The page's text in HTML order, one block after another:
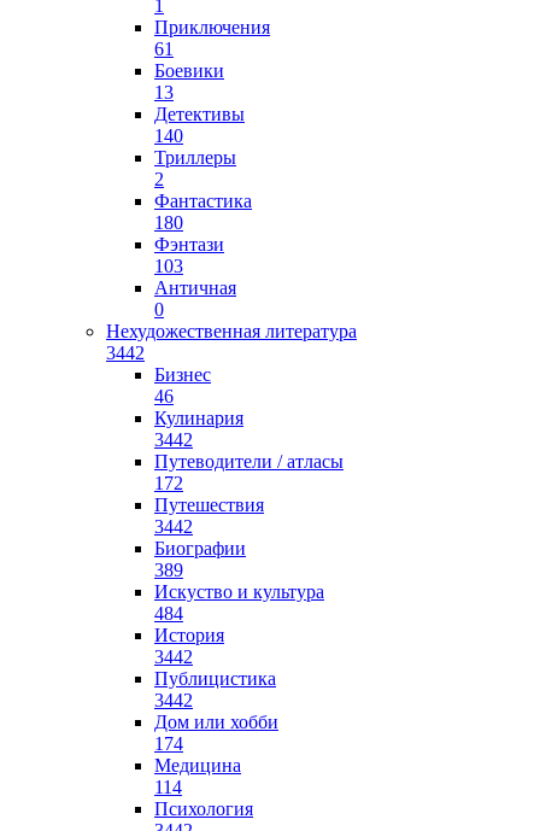
1
Приключения
61
Боевики
13
Детективы
140
Триллеры
2
Фантастика
180
Фэнтази
103
Античная
0
Нехудожественная литература
3442
Бизнес
46
Кулинария
3442
Путеводители / атласы
172
Путешествия
3442
Биографии
389
Искуство и культура
484
История
3442
Публицистика
3442
Дом или хобби
174
Медицина
114
Психология